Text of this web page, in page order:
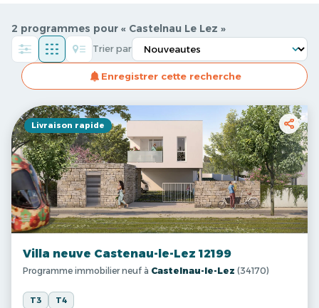
2 programmes pour « Castelnau Le Lez »
Enregistrer cette recherche
Trier par
Livraison rapide
Villa neuve Castenau-le-Lez 12199
Programme immobilier neuf à Castelnau-le-Lez (34170)
T3 T4